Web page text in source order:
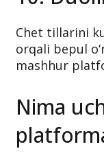
Chet tillarini
orqali bepul
mashhur
Nima